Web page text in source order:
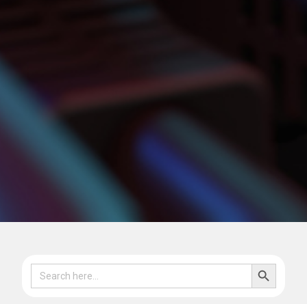
Search
for:
SEARCH